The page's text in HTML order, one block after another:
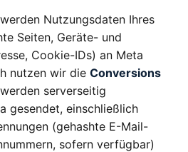
Nutzungsdaten Ihres
Seiten, Geräte- und
Cookie-IDs) an Meta
nutzen wir die Conversions
serverseitig
gesendet, einschließlich
(gehashte E-Mail-
sofern verfügbar)